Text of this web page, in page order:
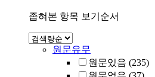
좁혀본 항목 보기순서
원문유무
원문있음 (235)